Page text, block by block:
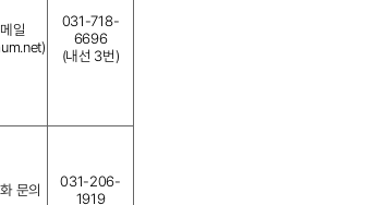
일
031-718-
6696
(내선 3번)
문의
031-206-
1919